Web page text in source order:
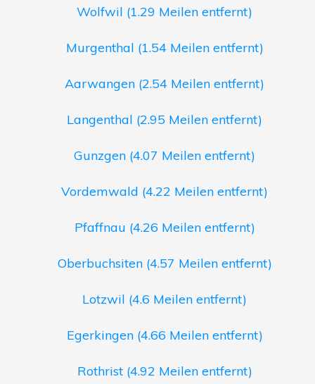
Wolfwil (1.29 Meilen entfernt)
Murgenthal (1.54 Meilen entfernt)
Aarwangen (2.54 Meilen entfernt)
Langenthal (2.95 Meilen entfernt)
Gunzgen (4.07 Meilen entfernt)
Vordemwald (4.22 Meilen entfernt)
Pfaffnau (4.26 Meilen entfernt)
Oberbuchsiten (4.57 Meilen entfernt)
Lotzwil (4.6 Meilen entfernt)
Egerkingen (4.66 Meilen entfernt)
Rothrist (4.92 Meilen entfernt)